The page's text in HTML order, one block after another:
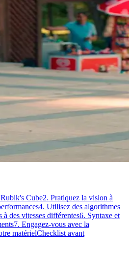
Cube2. Pratiquez la vision à
4. Utilisez des algorithmes
à des vitesses différentes6. Syntaxe et
7. Engagez-vous avec la
matérielChecklist avant